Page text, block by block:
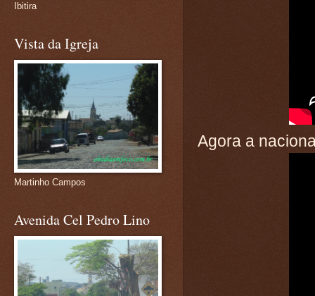
Agora a
Ibitira
Vista da Igreja
Martinho Campos
Avenida Cel Pedro Lino